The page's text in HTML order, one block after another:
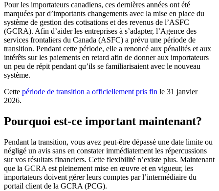
Pour les importateurs canadiens, ces dernières années ont été
marquées par d’importants changements avec la mise en place du
système de gestion des cotisations et des revenus de l’ASFC
(GCRA). Afin d’aider les entreprises à s’adapter, l’Agence des
services frontaliers du Canada (ASFC) a prévu une période de
transition. Pendant cette période, elle a renoncé aux pénalités et aux
intérêts sur les paiements en retard afin de donner aux importateurs
un peu de répit pendant qu’ils se familiarisaient avec le nouveau
système.
Cette période de transition a officiellement pris fin le 31 janvier
2026.
Pourquoi est-ce important maintenant?
Pendant la transition, vous avez peut-être dépassé une date limite ou
négligé un avis sans en constater immédiatement les répercussions
sur vos résultats financiers. Cette flexibilité n’existe plus. Maintenant
que la GCRA est pleinement mise en œuvre et en vigueur, les
importateurs doivent gérer leurs comptes par l’intermédiaire du
portail client de la GCRA (PCG).